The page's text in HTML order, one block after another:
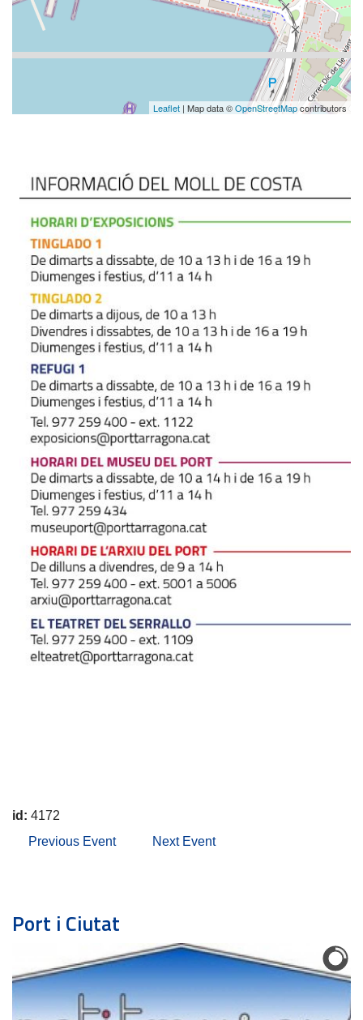
Leaflet | Map data ©OpenStreetMapcontributors
id: 4172
Previous Event
Next Event
Port i Ciutat